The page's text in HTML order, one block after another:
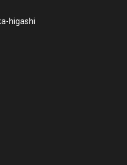
higashi